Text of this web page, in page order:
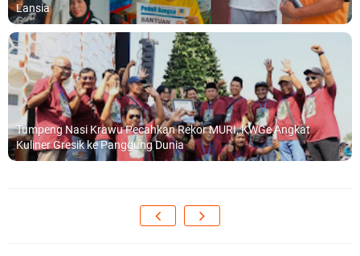
Lansia
Tumpeng Nasi Krawu Pecahkan Rekor MURI, KWGe Angkat
Kuliner Gresik ke Panggung Dunia